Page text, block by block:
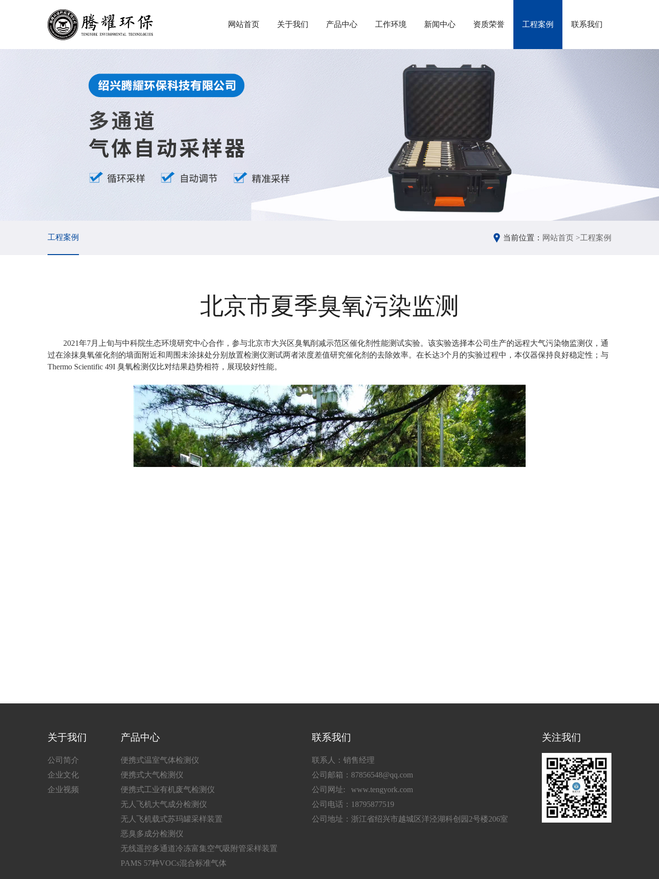
网站首页 关于我们 产品中心 工作环境 新闻中心 资质荣誉 工程案例 联系我们
当前位置： 网站首页 >工程案例
工程案例
北京市夏季臭氧污染监测
2021年7月上旬与中科院生态环境研究中心合作，参与北京市大兴区臭氧削减示范区催化剂性能测试实验。该实验选择本公司生产的远程大气污染物监测仪 ，通
过在涂抹臭氧催化剂的墙面附近和周围未涂抹处分别放置检测仪测试两者浓度差值研究催化剂的去除效率。在长达3个月的实验过程中，本仪器保持良好稳定性；与
Thermo Scientific 49I 臭氧检测仪比对结果趋势相符，展现较好性能。
关于我们
公司简介
企业文化
企业视频
产品中心
便携式温室气体检测仪
便携式大气检测仪
便携式工业有机废气检测仪
无人飞机大气成分检测仪
无人飞机载式苏玛罐采样装置
恶臭多成分检测仪
无线遥控多通道冷冻富集空气吸附管采样装置
PAMS 57种VOCs混合标准气体
联系我们
联系人：销售经理
公司邮箱：87856548@qq.com
公司网址: www.tengyork.com
公司电话：18795877519
公司地址：浙江省绍兴市越城区洋泾湖科创园2号楼206室
关注我们